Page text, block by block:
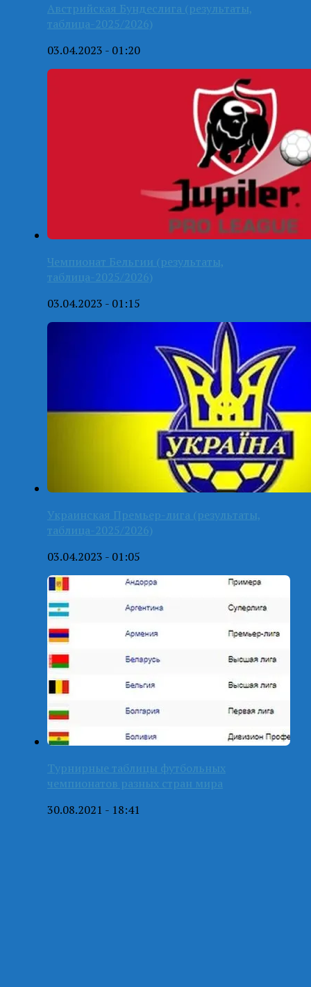
Австрийская Бундеслига (результаты,
таблица-2025/2026)
03.04.2023 - 01:20
Чемпионат Бельгии (результаты,
таблица-2025/2026)
03.04.2023 - 01:15
Украинская Премьер-лига (результаты,
таблица-2025/2026)
03.04.2023 - 01:05
Турнирные таблицы футбольных
чемпионатов разных стран мира
30.08.2021 - 18:41